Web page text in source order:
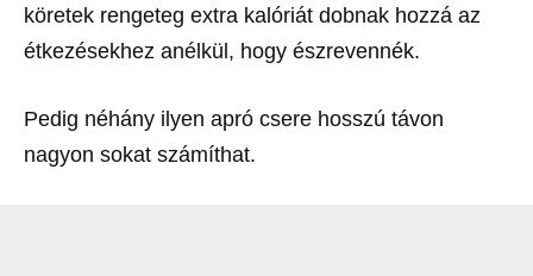
köretek rengeteg extra kalóriát dobnak hozzá az
étkezésekhez anélkül, hogy észrevennék.
Pedig néhány ilyen apró csere hosszú távon
nagyon sokat számíthat.